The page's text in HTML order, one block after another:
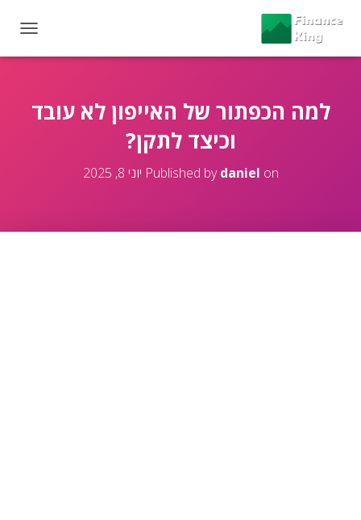
O
למה הכפתור של האייפון לא עובד
וכיצד לתקן?
Published bydaniel on יוני 8, 2025